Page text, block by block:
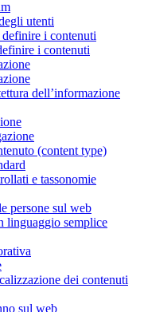
utenti
i contenuti
i contenuti
dell’informazione
(content type)
e tassonomie
persone sul web
linguaggio semplice
dei contenuti
sul web